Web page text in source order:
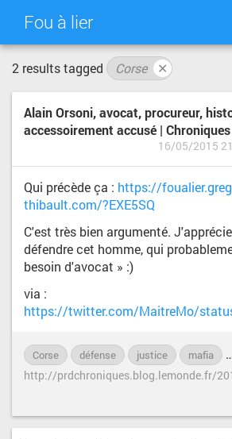
Fou à lier
NUAGE DE TAGS
QUOTIDIEN
2 results tagged Corse ✕
Alain Orsoni, avocat, procureur,
accessoirement accusé |
16/05/2015
Qui précède ça : https://
thibault.com/?EXE5SQ
C'est très bien argumenté.
défendre cet homme, qui
besoin d'avocat » :)
via :
https://twitter.com/MaitreMo/
Corse défense justice mafia